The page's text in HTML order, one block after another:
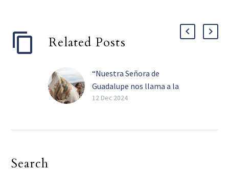
Related Posts
“Nuestra Señora de
Guadalupe nos llama a la
unidad en Cristo”:
12 Dec 2024
Search